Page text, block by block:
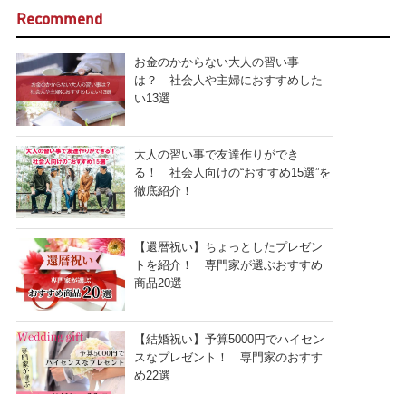
Recommend
お金のかからない大人の習い事
は？ 社会人や主婦におすすめした
い13選
大人の習い事で友達作りができ
る！ 社会人向けの“おすすめ15選”を
徹底紹介！
【還暦祝い】ちょっとしたプレゼン
トを紹介！ 専門家が選ぶおすすめ
商品20選
【結婚祝い】予算5000円でハイセン
スなプレゼント！ 専門家のおすす
め22選